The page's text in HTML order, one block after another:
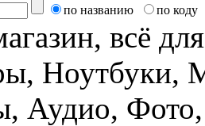
по названию по коду
всё
Ноутбуки,
Аудио,